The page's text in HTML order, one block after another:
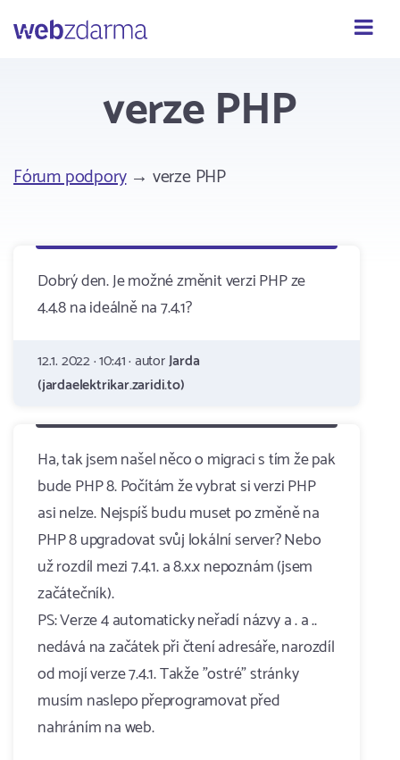
Webzdarma
verze PHP
Fórum podpory→ verze PHP
Dobrý den. Je možné změnit verzi PHP ze
4.4.8 na ideálně na 7.4.1?
12.1. 2022 · 10:41 · autorJarda
(jardaelektrikar.zaridi.to)
Ha, tak jsem našel něco o migraci s tím že pak
bude PHP 8. Počítám že vybrat si verzi PHP
asi nelze. Nejspíš budu muset po změně na
PHP 8 upgradovat svůj lokální server? Nebo
už rozdíl mezi 7.4.1. a 8.x.x nepoznám (jsem
začátečník).
PS: Verze 4 automaticky neřadí názvy a . a ..
nedává na začátek při čtení adresáře, narozdíl
od mojí verze 7.4.1. Takže "ostré" stránky
musím naslepo přeprogramovat před
nahráním na web.